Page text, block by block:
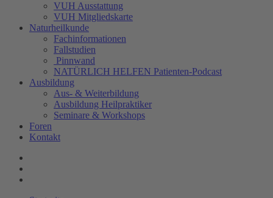
VUH Ausstattung
VUH Mitgliedskarte
Naturheilkunde
Fachinformationen
Fallstudien
Pinnwand
NATÜRLICH HELFEN Patienten-Podcast
Ausbildung
Aus- & Weiterbildung
Ausbildung Heilpraktiker
Seminare & Workshops
Foren
Kontakt